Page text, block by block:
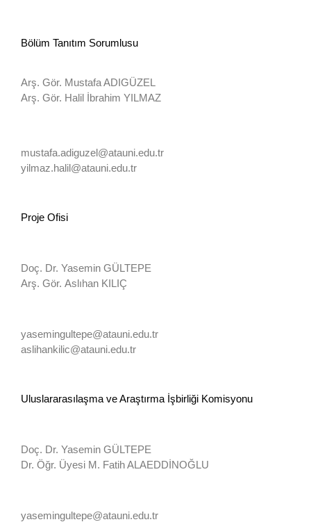
Bölüm Tanıtım Sorumlusu
Arş. Gör. Mustafa ADIGÜZEL
Arş. Gör. Halil İbrahim YILMAZ
mustafa.adiguzel@atauni.edu.tr
yilmaz.halil@atauni.edu.tr
Proje Ofisi
Doç. Dr. Yasemin GÜLTEPE
Arş. Gör. Aslıhan KILIÇ
yasemingultepe@atauni.edu.tr
aslihankilic@atauni.edu.tr
Uluslararasılaşma ve Araştırma İşbirliği Komisyonu
Doç. Dr. Yasemin GÜLTEPE
Dr. Öğr. Üyesi M. Fatih ALAEDDİNOĞLU
yasemingultepe@atauni.edu.tr